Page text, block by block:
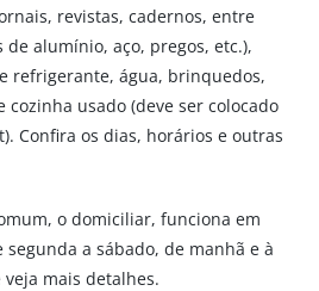
revistas, cadernos, entre
de alumínio, aço, pregos, etc.),
refrigerante, água, brinquedos,
cozinha usado (deve ser colocado
Confira os dias, horários e outras
o domiciliar, funciona em
a sábado, de manhã e à
veja mais detalhes.